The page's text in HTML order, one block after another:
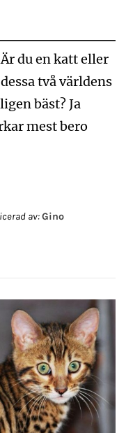
du en katt eller
två världens
bäst? Ja
mest bero
av:Gino